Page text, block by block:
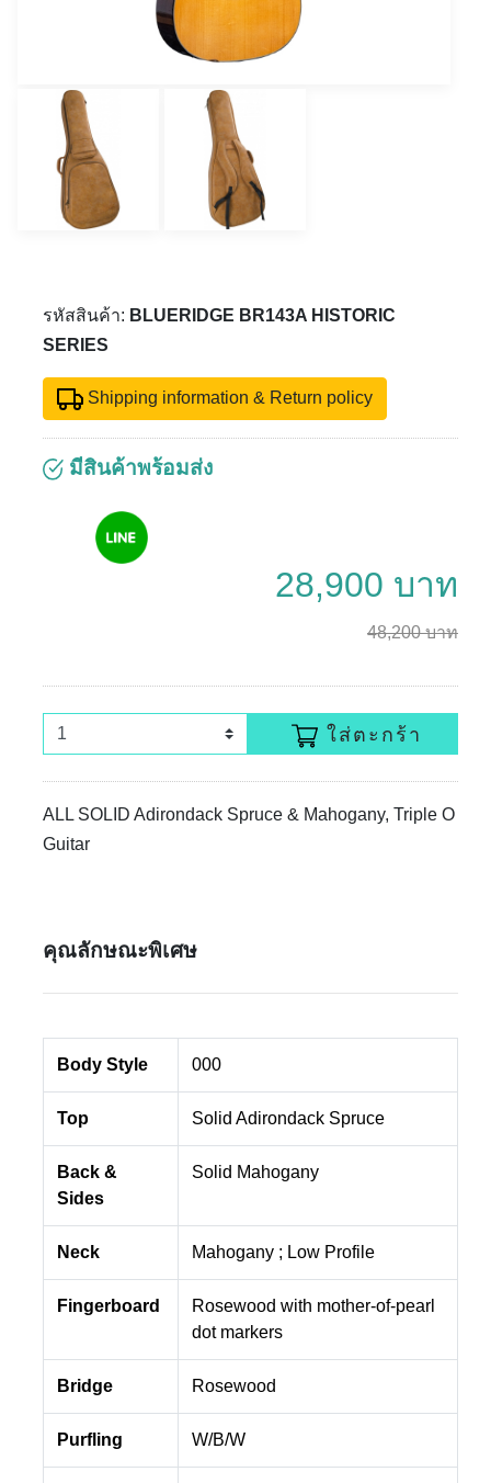
รหัสสินค้า: BLUERIDGE BR143A HISTORIC
SERIES
Shipping information & Return policy
มีสินค้าพร้อมส่ง
28,900 บาท
48,200 บาท
ใส่ตะกร้า
ALL SOLID Adirondack Spruce & Mahogany, Triple O
Guitar
คุณลักษณะพิเศษ
Body Style 000
Top Solid Adirondack Spruce
Back &
Sides
Solid Mahogany
Neck Mahogany ; Low Profile
Fingerboard
Rosewood with mother-of-pearl
dot markers
Bridge Rosewood
Purfling W/B/W